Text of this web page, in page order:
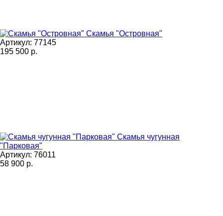
Скамья "Островная"
Артикул: 77145
195 500 р.
Скамья чугунная
"Парковая"
Артикул: 76011
58 900 р.